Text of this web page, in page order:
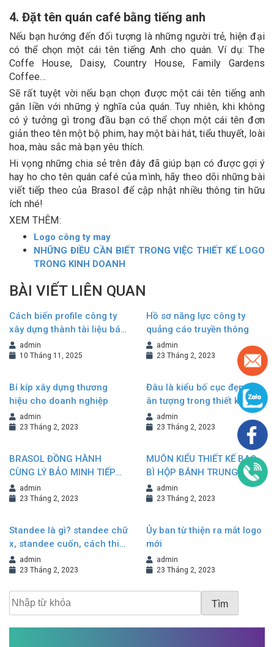
4. Đặt tên quán café bằng tiếng anh
Nếu bạn hướng đến đối tượng là những người trẻ, hiện đại
có thể chọn một cái tên tiếng Anh cho quán. Ví dụ: The
Coffe House, Daisy, Country House, Family Gardens
Coffee…
Sẽ rất tuyệt vời nếu bạn chọn được một cái tên tiếng anh
gắn liền với những ý nghĩa của quán. Tuy nhiên, khi không
có ý tưởng gì trong đầu bạn có thể chọn một cái tên đơn
giản theo tên một bộ phim, hay một bài hát, tiểu thuyết, loài
hoa, màu sắc mà bạn yêu thích.
Hi vọng những chia sẻ trên đây đã giúp bạn có được gợi ý
hay ho cho tên quán café của mình, hãy theo dõi những bài
viết tiếp theo của Brasol để cập nhật nhiều thông tin hữu
ích nhé!
XEM THÊM:
Logo công ty may
NHỮNG ĐIỀU CẦN BIẾT TRONG VIỆC THIẾT KẾ LOGO
TRONG KINH DOANH
BÀI VIẾT LIÊN QUAN
Cách biến profile công ty
xây dựng thành tài liệu bán
hàng hiệu quả
admin
10 Tháng 11, 2025
Hồ sơ năng lực công ty
quảng cáo truyền thông
admin
23 Tháng 2, 2023
Bí kíp xây dựng thương
hiệu cho doanh nghiệp
admin
23 Tháng 2, 2023
Đâu là kiểu bố cục đẹp và
ân tượng trong thiết kế
Brochure?
admin
23 Tháng 2, 2023
BRASOL ĐỒNG HÀNH
CÙNG LÝ BẢO MINH TIẾP
NỐI VÀ KHẲNG ĐỊNH
THƯƠNG HIỆU
admin
23 Tháng 2, 2023
MUÔN KIỂU THIẾT KẾ BAO
BÌ HỘP BÁNH TRUNG THU
NÂNG TẦM GIÁ TRỊ
THƯƠNG HIỆU
admin
23 Tháng 2, 2023
Standee là gì? standee chữ
x, standee cuốn, cách thiết
kế standee đẹp
admin
23 Tháng 2, 2023
Ủy ban từ thiện ra mắt logo
mới
admin
23 Tháng 2, 2023
Tìm